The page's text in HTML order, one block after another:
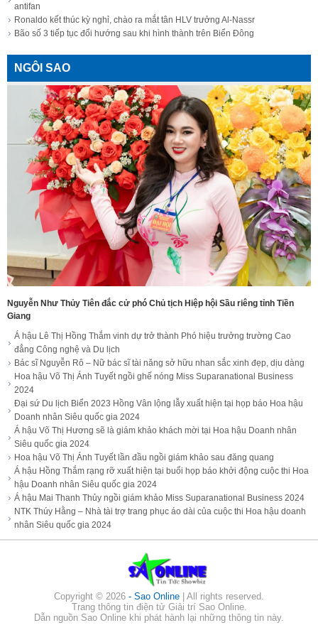
antifan
Ronaldo kết thúc kỳ nghỉ, chào ra mắt tân HLV trưởng Al-Nassr
Bão số 3 tiếp tục đổi hướng sau khi hình thành trên Biển Đông
NGÔI SAO
Nguyễn Như Thủy Tiên đắc cử phó Chủ tịch Hiệp hội Sầu riêng tỉnh Tiền
Giang
Á hậu Lê Thị Hồng Thắm vinh dự trở thành Phó hiệu trưởng trường Cao
đẳng Công nghệ và Du lịch
Bác sĩ Nguyễn Rô – Nữ bác sĩ tài năng sở hữu nhan sắc xinh đẹp, dịu dàng
Hoa hậu Võ Thị Ánh Tuyết ngồi ghế nóng Miss Suparanational Business
2024
Đại sứ Du lịch Biển 2023 Hồng Vân lộng lẫy xuất hiện tại họp báo Hoa hậu
Doanh nhân Siêu quốc gia 2024
Á hậu Võ Thị Hương sẽ là giám khảo khách mời tại Hoa hậu Doanh nhân
Siêu quốc gia 2024
Hoa hậu Võ Thị Ánh Tuyết lần đầu ngồi giám khảo sau đăng quang
Á hậu Hồng Thắm rạng rỡ xuất hiện tại buổi họp báo khởi động cuộc thi Hoa
hậu Doanh nhân Siêu quốc gia 2024
Á hậu Mai Thanh Thủy ngồi giám khảo Miss Suparanational Business 2024
NTK Thúy Hằng – Nhà tài trợ trang phục áo dài của cuộc thi Hoa hậu doanh
nhân Siêu quốc gia 2024
Copyright © 2026 - Sao Online
| All rights reserved.
Trang thông tin điện tử Giải trí Sao Online.
Dẫn nguồn Sao Online khi phát hành lại những thông tin này.